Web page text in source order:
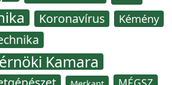
Koronavírus Kémény
Kamara